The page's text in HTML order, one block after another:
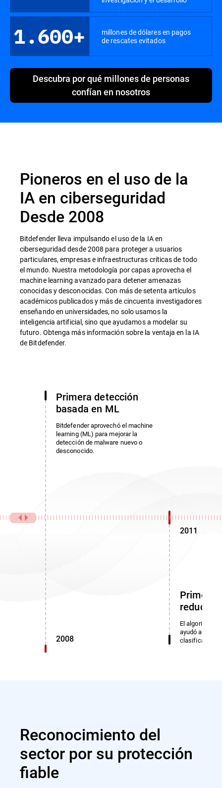
1.600+
millones de dólares en pagos
de rescates evitados
Descubra por qué millones de personas
confían en nosotros
Pioneros en el uso de la
IA en ciberseguridad
Desde 2008
Bitdefender lleva impulsando el uso de la IA en
ciberseguridad desde 2008 para proteger a usuarios
particulares, empresas e infraestructuras críticas de todo
el mundo. Nuestra metodología por capas aprovecha el
machine learning avanzado para detener amenazas
conocidas y desconocidas. Con más de setenta artículos
académicos publicados y más de cincuenta investigadores
enseñando en universidades, no solo usamos la
inteligencia artificial, sino que ayudamos a modelar su
futuro. Obtenga más información sobre la ventaja en la IA
de Bitdefender.
2008
Primera detección
basada en ML
Bitdefender aprovechó el machine
learning (ML) para mejorar la
detección de malware nuevo o
desconocido.
2011
Primer
El algoritmo
ayudó a
clasificadas.
Reconocimiento del
sector por su protección
fiable